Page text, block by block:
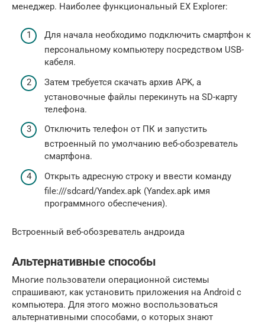
менеджер. Наиболее функциональный EX Explorer:
Для начала необходимо подключить смартфон к
персональному компьютеру посредством USB-
кабеля.
Затем требуется скачать архив APK, а
установочные файлы перекинуть на SD-карту
телефона.
Отключить телефон от ПК и запустить
встроенный по умолчанию веб-обозреватель
смартфона.
Открыть адресную строку и ввести команду
file:///sdcard/Yandex.apk (Yandex.apk имя
программного обеспечения).
Встроенный веб-обозреватель андроида
Альтернативные способы
Многие пользователи операционной системы
спрашивают, как установить приложения на Android с
компьютера. Для этого можно воспользоваться
альтернативными способами, о которых знают